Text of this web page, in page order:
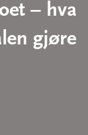
– hva
gjøre